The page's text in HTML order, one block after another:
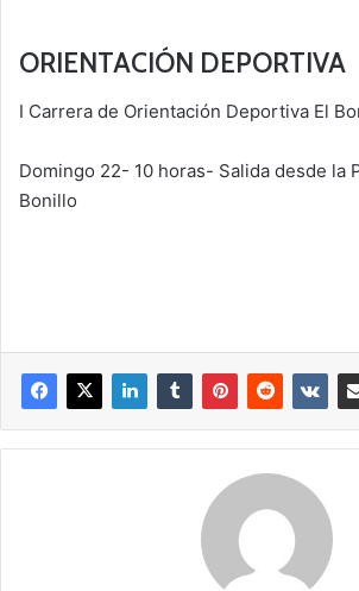
ORIENTACIÓN DEPORTIVA
I Carrera de Orientación Deportiva El
Domingo 22- 10 horas- Salida desde la
Bonillo